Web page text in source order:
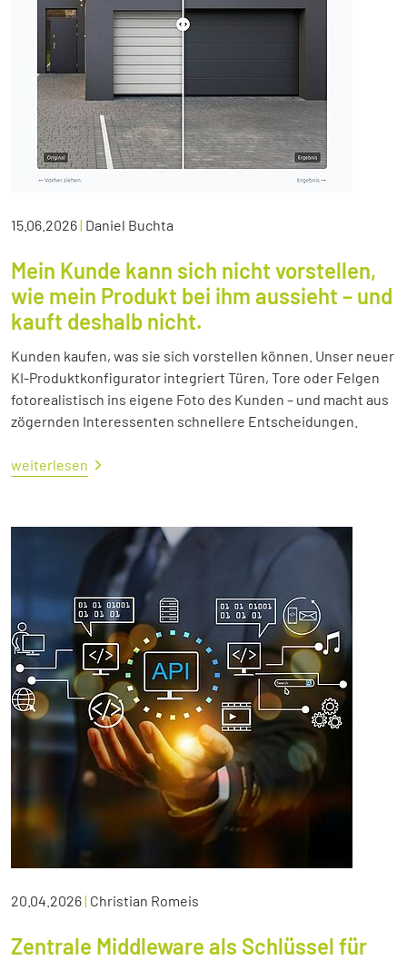
15.06.2026| Daniel Buchta
Mein Kunde kann sich nicht vorstellen,
wie mein Produkt bei ihm aussieht – und
kauft deshalb nicht.
Kunden kaufen, was sie sich vorstellen können. Unser neuer
KI-Produktkonfigurator integriert Türen, Tore oder Felgen
fotorealistisch ins eigene Foto des Kunden – und macht aus
zögernden Interessenten schnellere Entscheidungen.
weiterlesen
20.04.2026| Christian Romeis
Zentrale Middleware als Schlüssel für